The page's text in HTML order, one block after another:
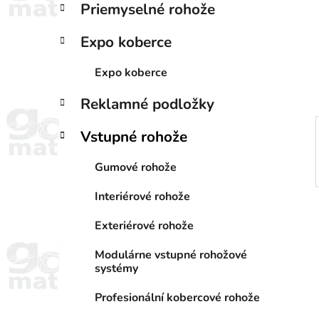
a
n
e
i
Priemyselné rohože
Expo koberce
Expo koberce
Reklamné podložky
Vstupné rohože
Gumové rohože
Interiérové rohože
Exteriérové rohože
Modulárne vstupné rohožové
systémy
Profesionální kobercové rohože